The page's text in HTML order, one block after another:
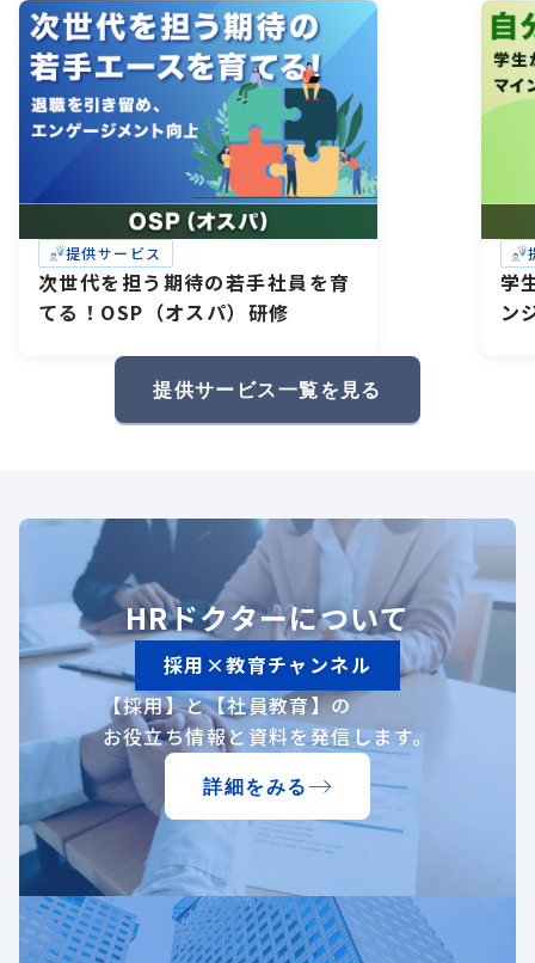
提供サービス
次世代を担う期待の若手社員を育
てる！OSP（オスパ）研修
学
ン
提供サービス一覧を見る
HRドクターについて
採用×教育チャンネル
【採用】と【社員教育】の
お役立ち情報と資料を発信します。
詳細をみる